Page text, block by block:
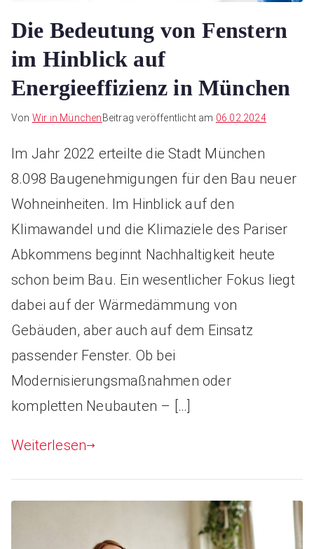
Die Bedeutung von Fenstern
im Hinblick auf
Energieeffizienz in München
Von Wir in München Beitrag veröffentlicht am 06.02.2024
Im Jahr 2022 erteilte die Stadt München
8.098 Baugenehmigungen für den Bau neuer
Wohneinheiten. Im Hinblick auf den
Klimawandel und die Klimaziele des Pariser
Abkommens beginnt Nachhaltigkeit heute
schon beim Bau. Ein wesentlicher Fokus liegt
dabei auf der Wärmedämmung von
Gebäuden, aber auch auf dem Einsatz
passender Fenster. Ob bei
Modernisierungsmaßnahmen oder
kompletten Neubauten – […]
Weiterlesen